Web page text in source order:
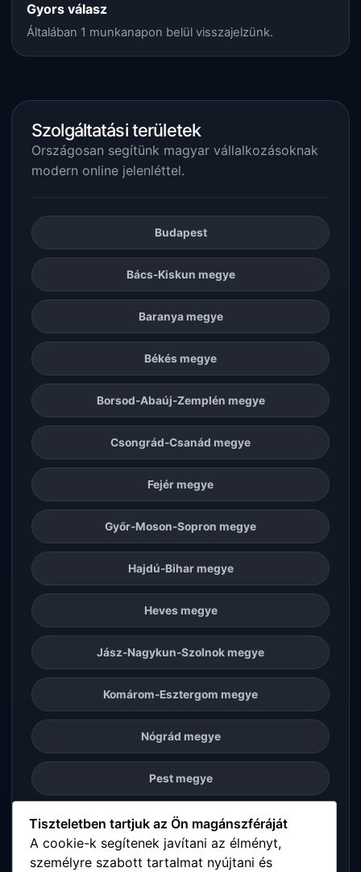
Gyors válasz
Általában 1 munkanapon belül visszajelzünk.
Szolgáltatási területek
Országosan segítünk magyar vállalkozásoknak
modern online jelenléttel.
Budapest
Bács-Kiskun megye
Baranya megye
Békés megye
Borsod-Abaúj-Zemplén megye
Csongrád-Csanád megye
Fejér megye
Győr-Moson-Sopron megye
Hajdú-Bihar megye
Heves megye
Jász-Nagykun-Szolnok megye
Komárom-Esztergom megye
Nógrád megye
Pest megye
Somogy megye
Szabolcs-Szatmár-Bereg megye
Tiszteletben tartjuk az Ön magánszféráját
A cookie-k segítenek javítani az élményt,
személyre szabott tartalmat nyújtani és